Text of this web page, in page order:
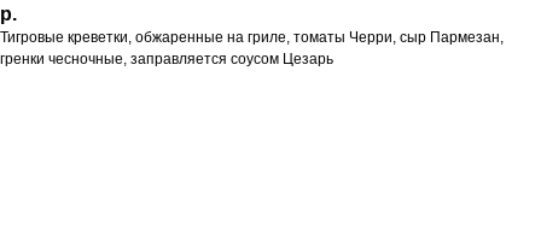
р.
Тигровые креветки, обжаренные на гриле, томаты Черри, сыр Пармезан,
гренки чесночные, заправляется соусом Цезарь